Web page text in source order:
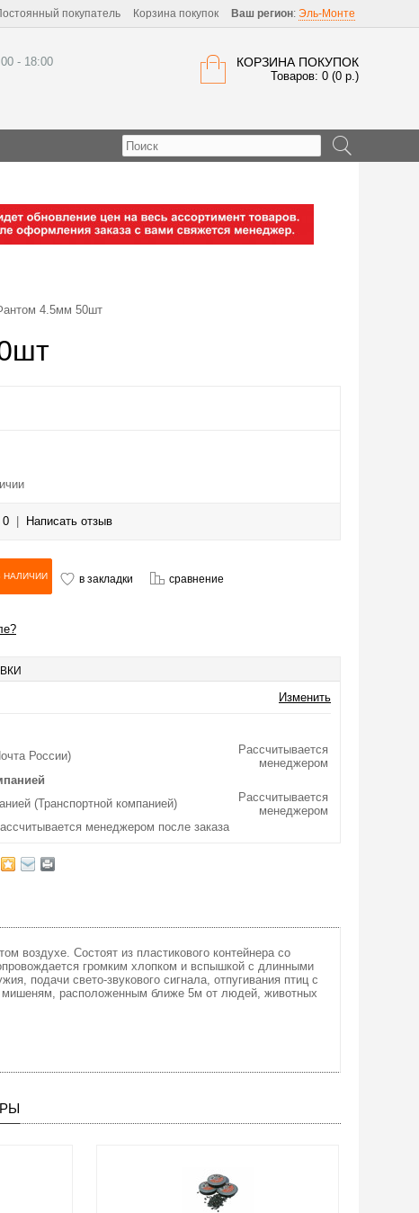
покупатель Корзина покупок Ваш регион: Эль-Монте
КОРЗИНА ПОКУПОК
Товаров: 0 (0 р.)
- 18:00
4.5мм 50шт
0 Написать отзыв
в закладки сравнение
Изменить
России)
Рассчитывается
менеджером
(Транспортной компанией)
Рассчитывается
менеджером
менеджером после заказа
воздухе. Состоят из пластикового контейнера со
громким хлопком и вспышкой с длинными
подачи свето-звукового сигнала, отпугивания птиц с
мишеням, расположенным ближе 5м от людей, животных